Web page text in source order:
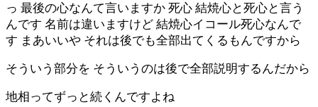
っ 最後の心なんて言いますか 死心 結焼心と死心と言う
んです 名前は違いますけど 結焼心イコール死心なんで
す まあいいや それは後でも全部出てくるもんですから
そういう部分を そういうのは後で全部説明するんだから
地相ってずっと続くんですよね